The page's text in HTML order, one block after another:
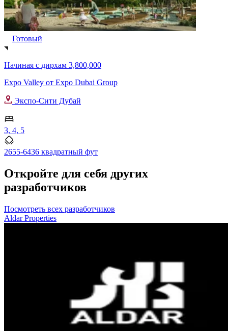
Готовый
Начиная с дирхам 3,800,000
Expo Valley от Expo Dubai Group
Экспо-Сити Дубай
3, 4, 5
2655-6436 квадратный фут
Откройте для себя других
разработчиков
Посмотреть всех разработчиков
Aldar Properties